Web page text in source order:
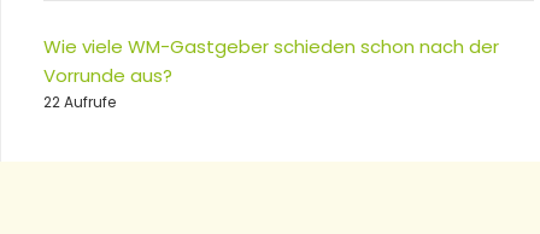
Wie viele WM-Gastgeber schieden schon nach der
Vorrunde aus?
22 Aufrufe